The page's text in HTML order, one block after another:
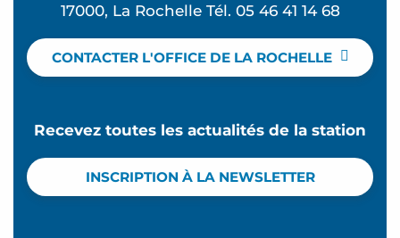
17000, La Rochelle Tél. 05 46 41 14 68
CONTACTER L'OFFICE DE LA ROCHELLE
Recevez toutes les actualités de la station
INSCRIPTION À LA NEWSLETTER